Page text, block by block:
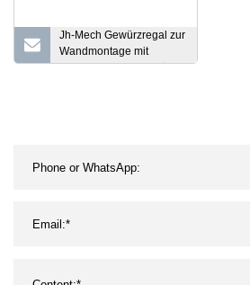
Jh-Mech Gewürzregal zur
Wandmontage mit
verstellbaren Haken über